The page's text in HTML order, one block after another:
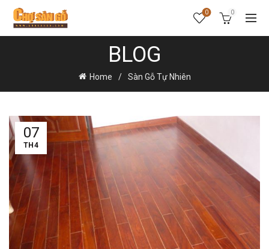
0 0
BLOG
Home Sàn Gỗ Tự Nhiên
07
TH4